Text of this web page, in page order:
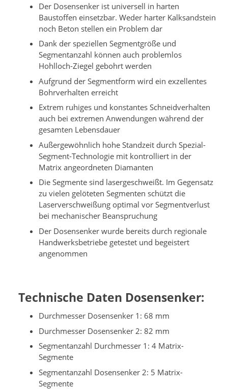
Der Dosensenker ist universell in harten
Baustoffen einsetzbar. Weder harter Kalksandstein
noch Beton stellen ein Problem dar
Dank der speziellen Segmentgröße und
Segmentanzahl können auch problemlos
Hohlloch-Ziegel gebohrt werden
Aufgrund der Segmentform wird ein exzellentes
Bohrverhalten erreicht
Extrem ruhiges und konstantes Schneidverhalten
auch bei extremen Anwendungen während der
gesamten Lebensdauer
Außergewöhnlich hohe Standzeit durch Spezial-
Segment-Technologie mit kontrolliert in der
Matrix angeordneten Diamanten
Die Segmente sind lasergeschweißt. Im Gegensatz
zu vielen gelöteten Segmenten schützt die
Laserverschweißung optimal vor Segmentverlust
bei mechanischer Beanspruchung
Der Dosensenker wurde bereits durch regionale
Handwerksbetriebe getestet und begeistert
angenommen
Technische Daten Dosensenker:
Durchmesser Dosensenker 1: 68 mm
Durchmesser Dosensenker 2: 82 mm
Segmentanzahl Durchmesser 1: 4 Matrix-
Segmente
Segmentanzahl Dosensenker 2: 5 Matrix-
Segmente